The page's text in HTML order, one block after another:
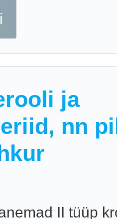
ja
nn
II tüüp